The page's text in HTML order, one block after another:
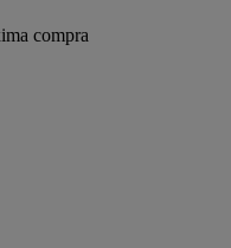
compra